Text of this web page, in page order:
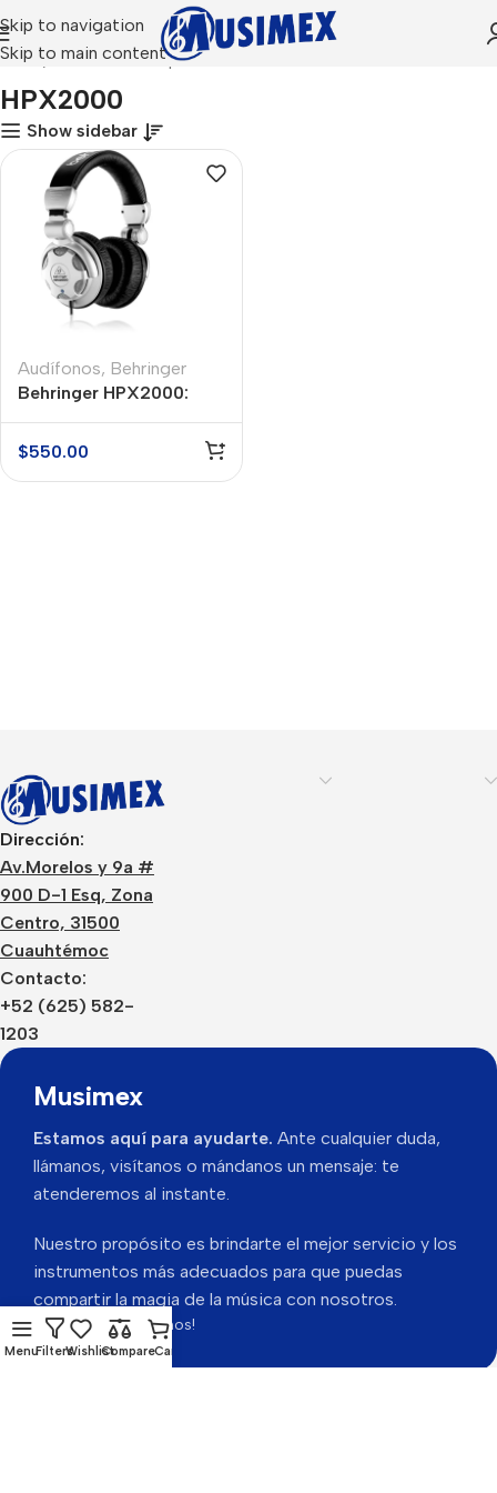
Skip to navigation
Skip to main content
Inicio Productos etiquetados “HPX2000”
HPX2000
Show sidebar
Audífonos, Behringer
Behringer HPX2000:
Audífonos Profesionales
para DJ
$550.00
Dirección:
Av.Morelos y 9a #
900 D-1 Esq, Zona
Centro, 31500
Cuauhtémoc
Contacto:
+52 (625) 582-
1203
Musimex
Estamos aquí para ayudarte. Ante cualquier duda,
llámanos, visítanos o mándanos un mensaje: te
atenderemos al instante.
Nuestro propósito es brindarte el mejor servicio y los
instrumentos más adecuados para que puedas
compartir la magia de la música con nosotros.
Gracias por visitarnos!
MenuFiltersWishlistCompareCart